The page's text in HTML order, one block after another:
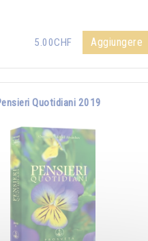
5.00CHF Aggiungere
Quotidiani 2019